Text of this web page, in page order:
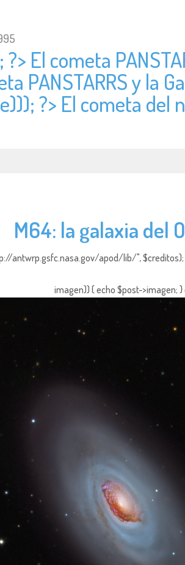
El cometa
PANSTARRS y la
?> El cometa del
M64: la galaxia del
antwrp.gsfc.nasa.gov/apod/lib/", $creditos);
imagen)) { echo $post->imagen; }